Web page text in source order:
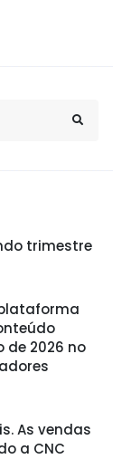
trimestre
de 2026 no
As vendas
a CNC